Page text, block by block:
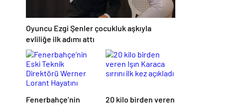
Oyuncu Ezgi Şenler çocukluk aşkıyla
evliliğe ilk adımı attı
Fenerbahçe’nin
20 kilo birden veren